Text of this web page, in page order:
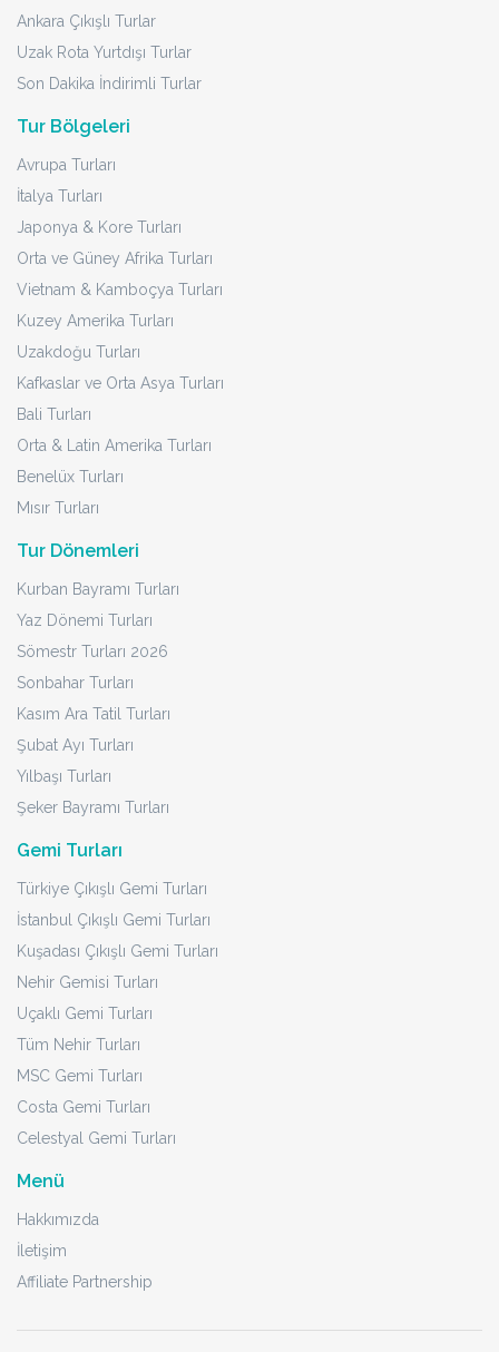
Ankara Çıkışlı Turlar
Uzak Rota Yurtdışı Turlar
Son Dakika İndirimli Turlar
Tur Bölgeleri
Avrupa Turları
İtalya Turları
Japonya & Kore Turları
Orta ve Güney Afrika Turları
Vietnam & Kamboçya Turları
Kuzey Amerika Turları
Uzakdoğu Turları
Kafkaslar ve Orta Asya Turları
Bali Turları
Orta & Latin Amerika Turları
Benelüx Turları
Mısır Turları
Tur Dönemleri
Kurban Bayramı Turları
Yaz Dönemi Turları
Sömestr Turları 2026
Sonbahar Turları
Kasım Ara Tatil Turları
Şubat Ayı Turları
Yılbaşı Turları
Şeker Bayramı Turları
Gemi Turları
Türkiye Çıkışlı Gemi Turları
İstanbul Çıkışlı Gemi Turları
Kuşadası Çıkışlı Gemi Turları
Nehir Gemisi Turları
Uçaklı Gemi Turları
Tüm Nehir Turları
MSC Gemi Turları
Costa Gemi Turları
Celestyal Gemi Turları
Menü
Hakkımızda
İletişim
Affiliate Partnership